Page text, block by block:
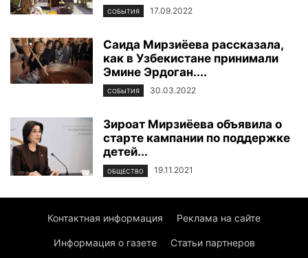
СОБЫТИЯ 17.09.2022
Саида Мирзиёева рассказала,
как в Узбекистане принимали
Эмине Эрдоган....
СОБЫТИЯ 30.03.2022
Зироат Мирзиёева объявила о
старте кампании по поддержке
детей...
ОБЩЕСТВО 19.11.2021
Контактная информация Реклама на сайте
Информация о газете Статьи партнеров